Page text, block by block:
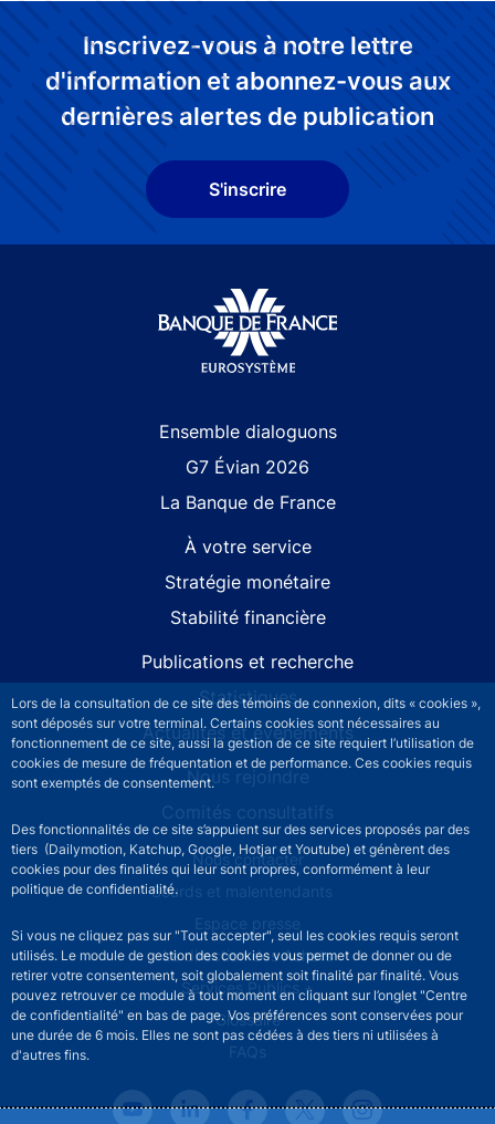
Lors de la consultation de ce site des témoins de connexion, dits « cookies »,
sont déposés sur votre terminal. Certains cookies sont nécessaires au
fonctionnement de ce site, aussi la gestion de ce site requiert l’utilisation de
cookies de mesure de fréquentation et de performance. Ces cookies requis
sont exemptés de consentement.
Des fonctionnalités de ce site s’appuient sur des services proposés par des
tiers (Dailymotion, Katchup, Google, Hotjar et Youtube) et génèrent des
cookies pour des finalités qui leur sont propres, conformément à leur
politique de confidentialité.
Si vous ne cliquez pas sur "Tout accepter", seul les cookies requis seront
utilisés. Le module de gestion des cookies vous permet de donner ou de
retirer votre consentement, soit globalement soit finalité par finalité. Vous
pouvez retrouver ce module à tout moment en cliquant sur l’onglet "Centre
de confidentialité" en bas de page. Vos préférences sont conservées pour
une durée de 6 mois. Elles ne sont pas cédées à des tiers ni utilisées à
d'autres fins.
Inscrivez-vous à notre lettre
d'information et abonnez-vous aux
dernières alertes de publication
S'inscrire
Ensemble dialoguons
G7 Évian 2026
La Banque de France
À votre service
Stratégie monétaire
Stabilité financière
Publications et recherche
Statistiques
Actualités et événements
Nous rejoindre
Comités consultatifs
Footer secondary menuNous contacter
Sourds et malentendants
Espace presse
La direction des Achats
Services Publics +
Glossaire
FAQs